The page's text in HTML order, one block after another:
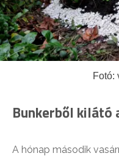
Fotó:
Bunkerből kilátó
A hónap második